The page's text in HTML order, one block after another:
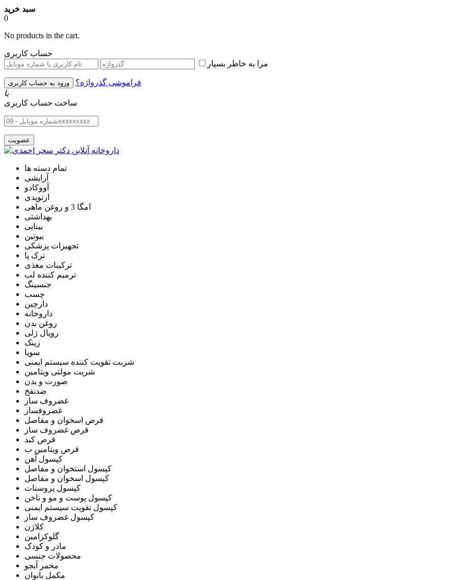
سبد خرید
0
No products in the cart.
حساب کاربری
مرا به خاطر بسپار
فراموشی گذرواژه؟
یا
ساخت حساب کاربری
تمام دسته ها
آرایشی
آووکادو
ارتوپدی
امگا 3 و روغن ماهی
بهداشتی
بینایی
بیوتین
تجهیزات پزشکی
ترک پا
ترکیبات مغذی
ترمیم کننده لب
جنسینگ
چسب
دارچین
داروخانه
روغن بدن
رویال ژلی
زینک
سویا
شربت تقویت کننده سیستم ایمنی
شربت مولتی ویتامین
صورت و بدن
ضدنفخ
غضروف ساز
غضروفساز
قرص اسخوان و مفاصل
قرص غضروف ساز
قرص کبد
قرص ویتامین ب
کپسول آهن
کپسول استخوان و مفاصل
کپسول اسخوان و مفاصل
کپسول پروستات
کپسول پوست و مو و ناخن
کپسول تقویت سیستم ایمنی
کپسول غضروف ساز
کلاژن
گلوکزامین
مادر و کودک
محصولات جنسی
مخمر آبجو
مکمل بانوان